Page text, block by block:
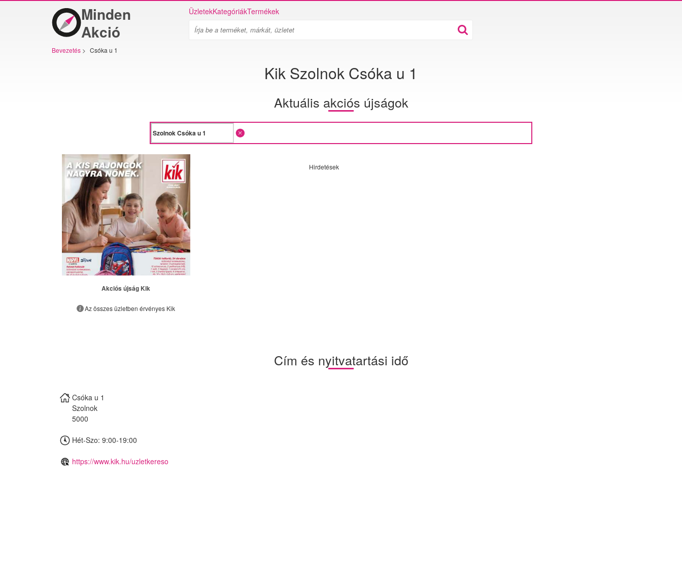
Minden
Akció
ÜzletekKategóriákTermékek
Bevezetés > Csóka u 1
Kik Szolnok Csóka u 1
Aktuális akciós újságok
Akciós újság Kik
Az összes üzletben érvényes Kik
Hirdetések
Cím és nyitvatartási idő
Csóka u 1
Szolnok
5000
Hét-Szo: 9:00-19:00
https://www.kik.hu/uzletkereso